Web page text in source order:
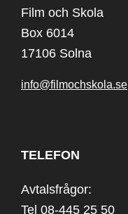
Film och Skola
Box 6014
17106 Solna
info@filmochskola.se
TELEFON
Avtalsfrågor:
Tel 08-445 25 50